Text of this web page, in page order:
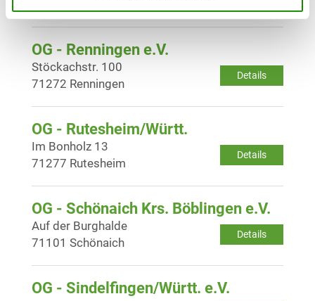
OG - Renningen e.V.
Details
Stöckachstr. 100
71272 Renningen
OG - Rutesheim/Württ.
Details
Im Bonholz 13
71277 Rutesheim
OG - Schönaich Krs. Böblingen e.V.
Details
Auf der Burghalde
71101 Schönaich
OG - Sindelfingen/Württ. e.V.